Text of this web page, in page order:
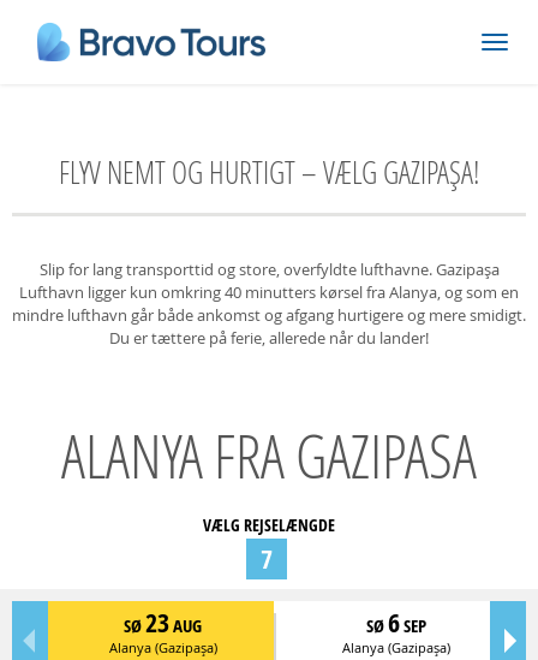
FLYV NEMT OG HURTIGT – VÆLG GAZIPAŞA!
Slip for lang transporttid og store, overfyldte lufthavne. Gazipaşa
Lufthavn ligger kun omkring 40 minutters kørsel fra Alanya, og som en
mindre lufthavn går både ankomst og afgang hurtigere og mere smidigt.
Du er tættere på ferie, allerede når du lander!
ALANYA FRA GAZIPASA
VÆLG REJSELÆNGDE
7
SØ23AUG
Alanya (Gazipaşa)
SØ6SEP
Alanya (Gazipaşa)